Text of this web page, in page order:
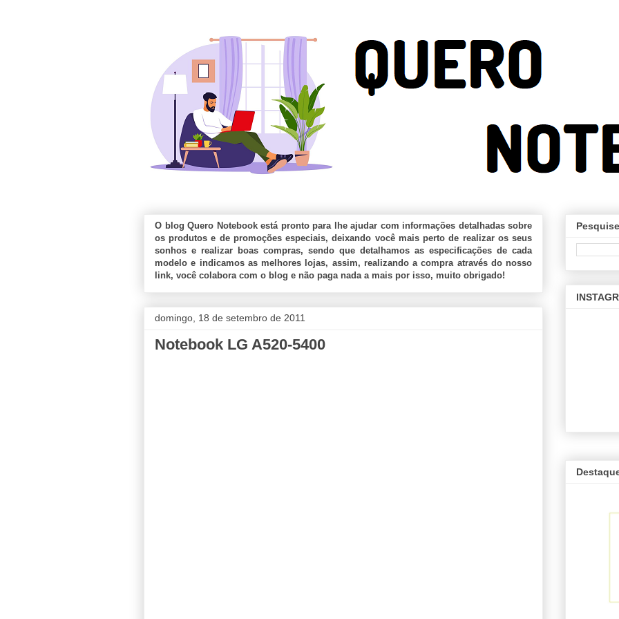
O blog Quero Notebook está pronto para lhe ajudar com informações detalhadas sobre
os produtos e de promoções especiais, deixando você mais perto de realizar os seus
sonhos e realizar boas compras, sendo que detalhamos as especificações de cada
modelo e indicamos as melhores lojas, assim, realizando a compra através do nosso
link, você colabora com o blog e não paga nada a mais por isso, muito obrigado!
domingo, 18 de setembro de 2011
Notebook LG A520-5400